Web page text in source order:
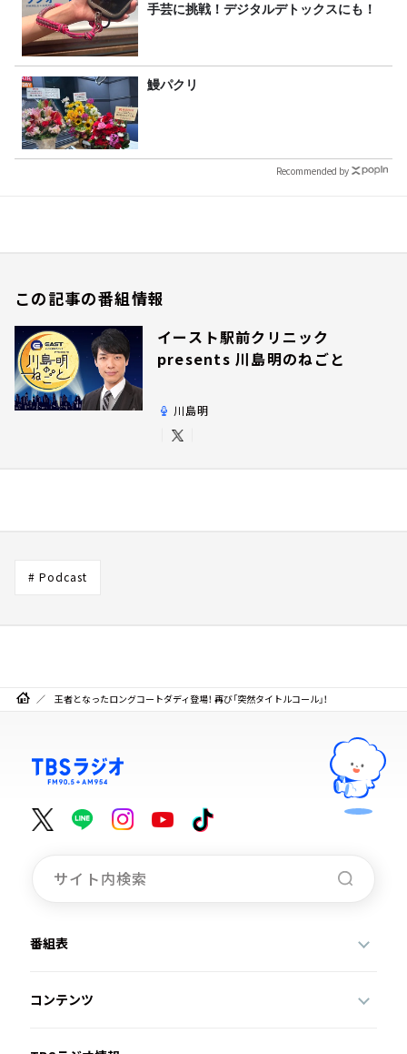
手芸に挑戦！デジタルデトックスにも！
鰻パクリ
Recommended by
この記事の番組情報
イースト駅前クリニック
presents 川島明のねごと
川島明
# Podcast
王者となったロングコートダディ登場！ 再び「突然タイトルコール」！
番組表
コンテンツ